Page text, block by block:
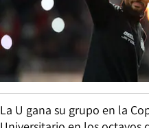
La U gana su grupo en la